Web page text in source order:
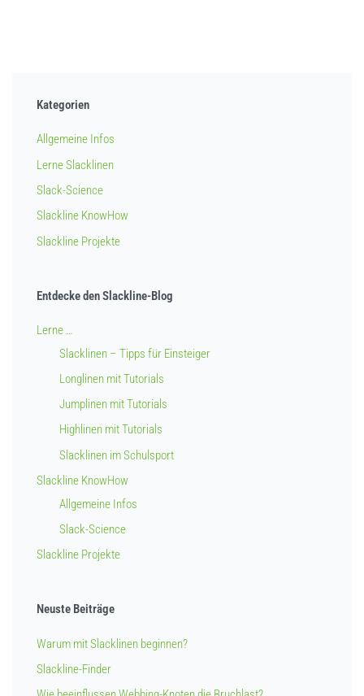
Kategorien
Allgemeine Infos
Lerne Slacklinen
Slack-Science
Slackline KnowHow
Slackline Projekte
Entdecke den Slackline-Blog
Lerne …
Slacklinen – Tipps für Einsteiger
Longlinen mit Tutorials
Jumplinen mit Tutorials
Highlinen mit Tutorials
Slacklinen im Schulsport
Slackline KnowHow
Allgemeine Infos
Slack-Science
Slackline Projekte
Neuste Beiträge
Warum mit Slacklinen beginnen?
Slackline-Finder